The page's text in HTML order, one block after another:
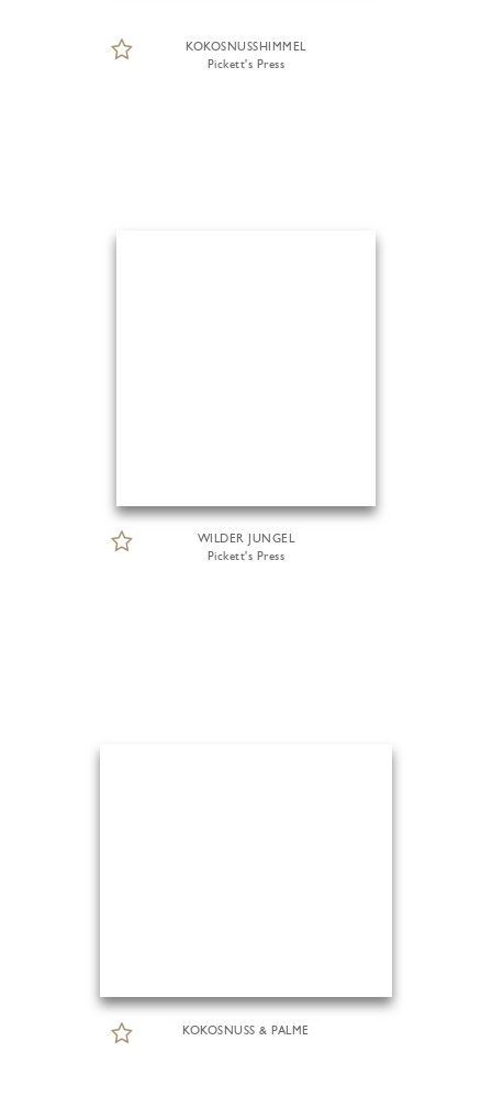
KOKOSNUSSHIMMEL
Pickett's Press
WILDER JUNGEL
Pickett's Press
KOKOSNUSS & PALME